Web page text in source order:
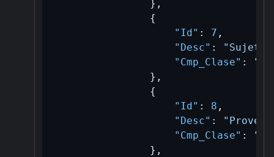
} ,
{
"Id" : 7 ,
"Desc" :
"Sujeto
"Cmp_Clase" :
"B/
} ,
{
"Id" : 8 ,
"Desc" :
"Cmp_Clase" :
"B/
} ,